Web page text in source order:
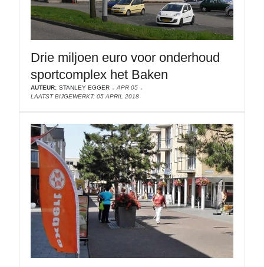
Drie miljoen euro voor onderhoud
sportcomplex het Baken
AUTEUR: STANLEY EGGER
APR 05
LAATST BIJGEWERKT: 05 APRIL 2018